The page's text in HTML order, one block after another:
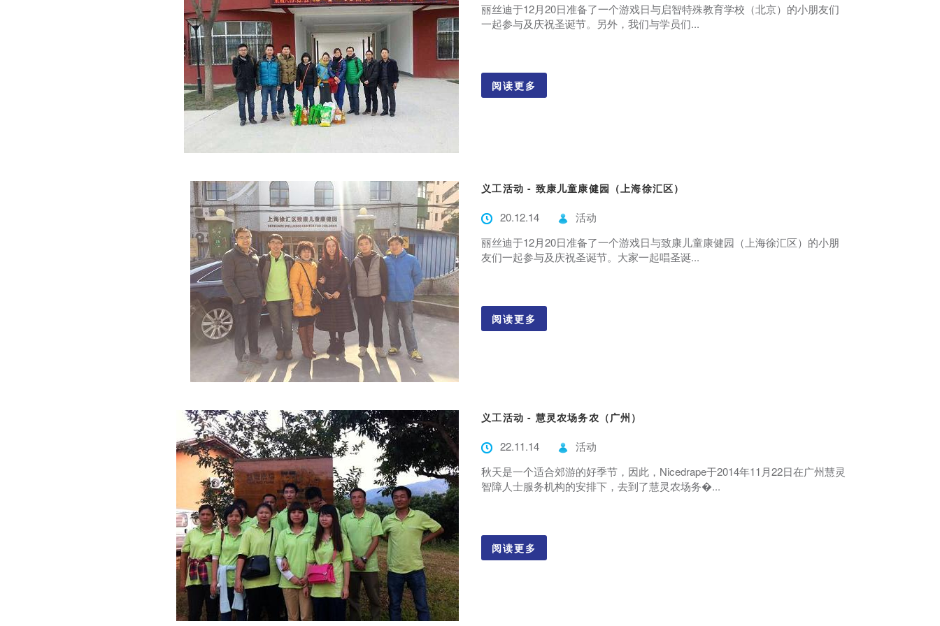
丽丝迪于12月20日准备了一个游戏日与启智特殊教育学校（北京）的小朋友们
一起参与及庆祝圣诞节。另外，我们与学员们...
阅读更多
义工活动 - 致康儿童康健园（上海徐汇区）
20.12.14
活动
丽丝迪于12月20日准备了一个游戏日与致康儿童康健园（上海徐汇区）的小朋
友们一起参与及庆祝圣诞节。大家一起唱圣诞...
阅读更多
义工活动 - 慧灵农场务农（广州）
22.11.14
活动
秋天是一个适合郊游的好季节，因此，Nicedrape于2014年11月22日在广州慧灵
智障人士服务机构的安排下，去到了慧灵农场务�...
阅读更多